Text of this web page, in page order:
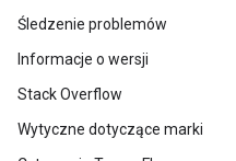
Śledzenie problemów
Informacje o wersji
Stack Overflow
Wytyczne dotyczące marki